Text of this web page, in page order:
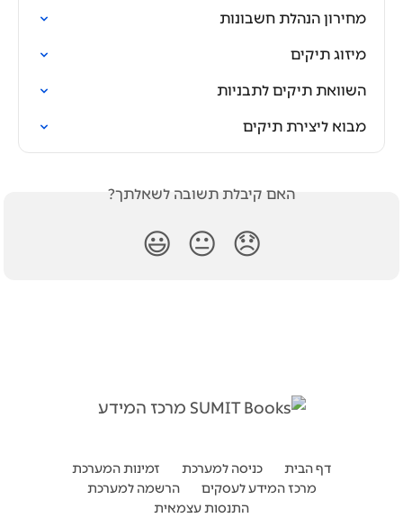
מחירון הנהלת חשבונות
מיזוג תיקים
השוואת תיקים לתבניות
מבוא ליצירת תיקים
האם קיבלת תשובה לשאלתך?
😞
😐
😃
דף הבית כניסה למערכת
זמינות המערכת
מרכז המידע לעסקים
הרשמה למערכת
התנסות עצמאית